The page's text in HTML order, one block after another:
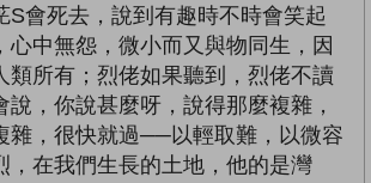
S會死去，說到有趣時不時會笑起
心中無怨，微小而又與物同生，因
類所有；烈佬如果聽到，烈佬不讀
說，你說甚麼呀，說得那麼複雜，
雜，很快就過──以輕取難，以微容
，在我們生長的土地，他的是灣